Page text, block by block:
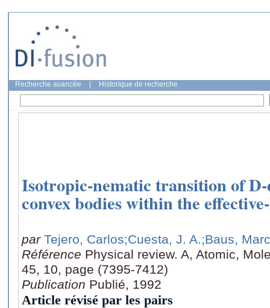
Recherche avancée Historique de recherche
Isotropic-nematic transition of
convex bodies within the
par Tejero, Carlos;Cuesta, J. A.;Baus, Marc
Référence Physical review. A, Atomic,
45, 10, page (7395-7412)
Publication Publié, 1992
Article révisé par les pairs